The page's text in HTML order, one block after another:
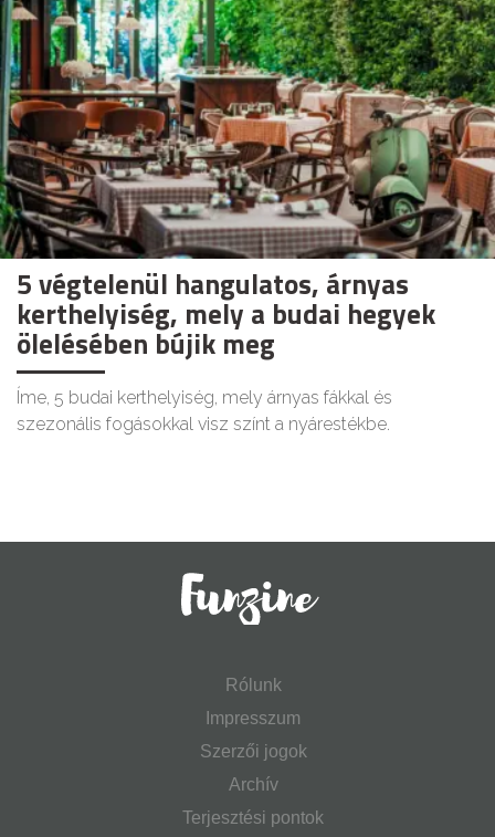
5 végtelenül hangulatos, árnyas
kerthelyiség, mely a budai hegyek
ölelésében bújik meg
Íme, 5 budai kerthelyiség, mely árnyas fákkal és
szezonális fogásokkal visz színt a nyárestékbe.
Rólunk
Impresszum
Szerzői jogok
Archív
Terjesztési pontok